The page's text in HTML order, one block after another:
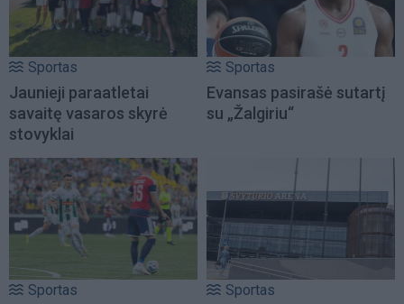
Sportas
Jaunieji paraatletai
savaitę vasaros skyrė
stovyklai
Sportas
Evansas pasirašė sutartį
su „Žalgiriu“
Sportas Sportas